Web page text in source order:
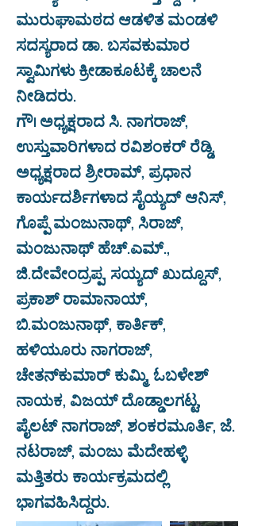
ಮುರುಘಾಮಠದ ಆಡಳಿತ ಮಂಡಳಿ
ಸದಸ್ಯರಾದ ಡಾ. ಬಸವಕುಮಾರ
ಸ್ವಾಮಿಗಳು ಕ್ರೀಡಾಕೂಟಕ್ಕೆ ಚಾಲನೆ
ನೀಡಿದರು.
ಗೌ। ಅಧ್ಯಕ್ಷರಾದ ಸಿ. ನಾಗರಾಜ್,
ಉಸ್ತುವಾರಿಗಳಾದ ರವಿಶಂಕರ್ ರೆಡ್ಡಿ,
ಅಧ್ಯಕ್ಷರಾದ ಶ್ರೀರಾಮ್, ಪ್ರಧಾನ
ಕಾರ್ಯದರ್ಶಿಗಳಾದ ಸೈಯ್ಯದ್ ಆನಿಸ್,
ಗೊಪ್ಪೆ ಮಂಜುನಾಥ್, ಸಿರಾಜ್,
ಮಂಜುನಾಥ್ ಹೆಚ್.ಎಮ್.,
ಜಿ.ದೇವೇಂದ್ರಪ್ಪ, ಸಯ್ಯದ್ ಖುದ್ದೂಸ್,
ಪ್ರಕಾಶ್ ರಾಮಾನಾಯ್,
ಬಿ.ಮಂಜುನಾಥ್, ಕಾರ್ತಿಕ್,
ಹಳಿಯೂರು ನಾಗರಾಜ್,
ಚೇತನ್‌ಕುಮಾರ್ ಕುಮ್ಮಿ, ಓಬಳೇಶ್
ನಾಯಕ, ವಿಜಯ್ ದೊಡ್ಡಾಲಗಟ್ಟ,
ಪೈಲಟ್ ನಾಗರಾಜ್, ಶಂಕರಮೂರ್ತಿ, ಜೆ.
ನಟರಾಜ್, ಮಂಜು ಮೆದೇಹಳ್ಳಿ
ಮತ್ತಿತರು ಕಾರ್ಯಕ್ರಮದಲ್ಲಿ
ಭಾಗವಹಿಸಿದ್ದರು.